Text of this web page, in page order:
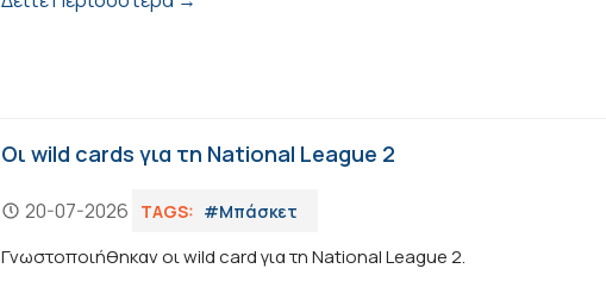
Οι wild cards για τη National League 2
20-07-2026 TAGS: #Μπάσκετ
Γνωστοποιήθηκαν οι wild card για τη National League 2.